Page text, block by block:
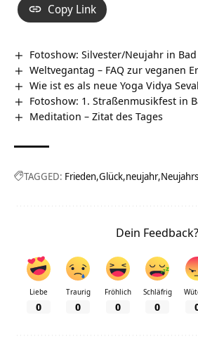
Copy Link
Fotoshow: Silvester/Neujahr in
Weltvegantag – FAQ zur veganen
Wie ist es als neue Yoga Vidya
Fotoshow: 1. Straßenmusikfest in
Meditation – Zitat des Tages
TAGGED: Frieden Glück neujahr
Dein Feedback?
Liebe
0
Traurig
0
Fröhlich
0
Schläfrig
0